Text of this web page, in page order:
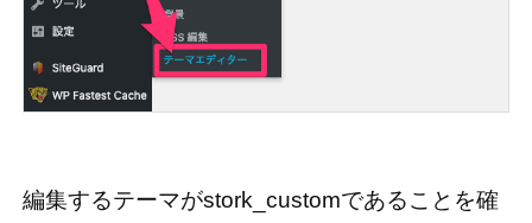
編集するテーマがstork_customであることを確